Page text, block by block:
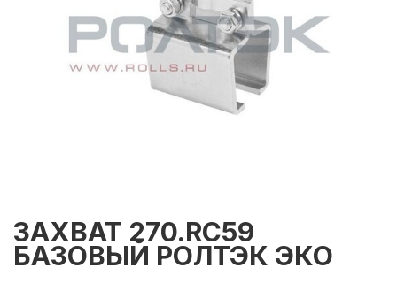
ЗАХВАТ 270.RC59
БАЗОВЫЙ РОЛТЭК ЭКО